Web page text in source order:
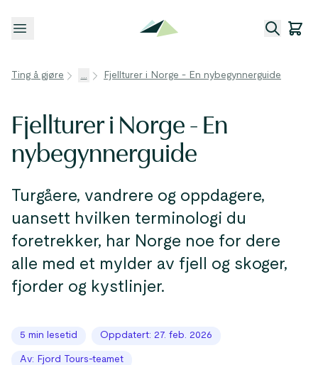
Åpne meny
Ting å gjøre ... Fjellturer i Norge - En nybegynnerguide
Fjellturer i Norge - En
nybegynnerguide
Turgåere, vandrere og oppdagere,
uansett hvilken terminologi du
foretrekker, har Norge noe for dere
alle med et mylder av fjell og skoger,
fjorder og kystlinjer.
5 min lesetid Oppdatert: 27. feb. 2026
Av: Fjord Tours-teamet